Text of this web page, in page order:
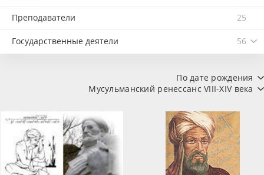
Преподаватели 25
Государственные деятели 56
По дате рождения
Мусульманский ренессанс VIII-XIV века